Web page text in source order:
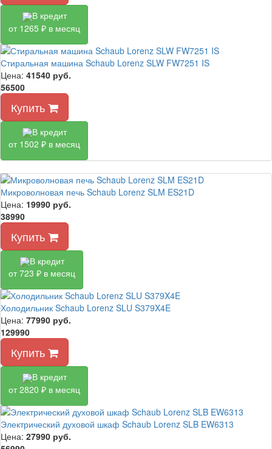
В кредит
от 1265 ₽ в месяц
Стиральная машина Schaub Lorenz SLW FW7251 IS
Цена: 41540 руб.
56500
Купить
В кредит
от 1502 ₽ в месяц
Микроволновая печь Schaub Lorenz SLM ES21D
Цена: 19990 руб.
38990
Купить
В кредит
от 723 ₽ в месяц
Холодильник Schaub Lorenz SLU S379X4E
Цена: 77990 руб.
129990
Купить
В кредит
от 2820 ₽ в месяц
Электрический духовой шкаф Schaub Lorenz SLB EW6313
Цена: 27990 руб.